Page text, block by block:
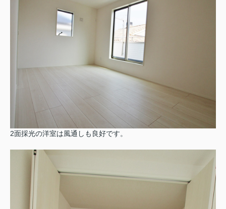
2面採光の洋室は風通しも良好です。